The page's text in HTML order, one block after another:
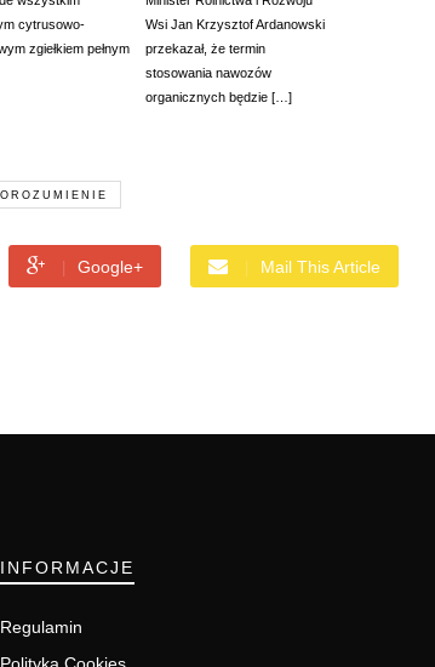
cytrusowo-
zgiełkiem pełnym
Wsi Jan Krzysztof Ardanowski
przekazał, że termin
stosowania nawozów
organicznych będzie […]
Google+ Mail This Article
INFORMACJE
Regulamin